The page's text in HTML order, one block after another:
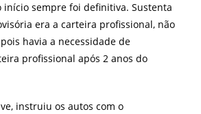
início sempre foi definitiva. Sustenta
era a carteira profissional, não
havia a necessidade de
profissional após 2 anos do
instruiu os autos com o